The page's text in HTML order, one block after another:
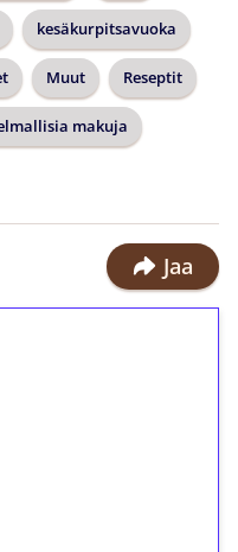
kesäkurpitsavuoka
Muut Reseptit
makuja
Jaa